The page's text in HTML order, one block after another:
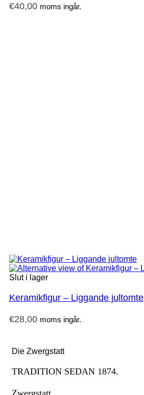
€40,00 moms ingår.
Slut i lager
Keramikfigur – Liggande jultomte
€28,00 moms ingår.
Die Zwergstatt
TRADITION SEDAN 1874.
Zwergstatt